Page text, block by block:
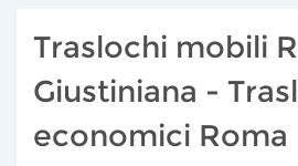
Traslochi mobili
Giustiniana -
economici Roma